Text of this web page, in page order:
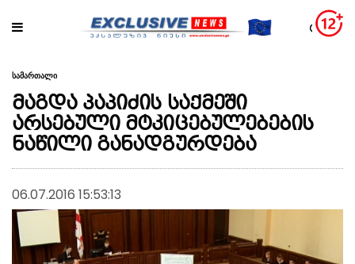
სამართალი
მაგდა პაპიძის საქმეში
არსებული მტკიცებულებების
ნაწილი განადგურდება
06.07.2016 15:53:13